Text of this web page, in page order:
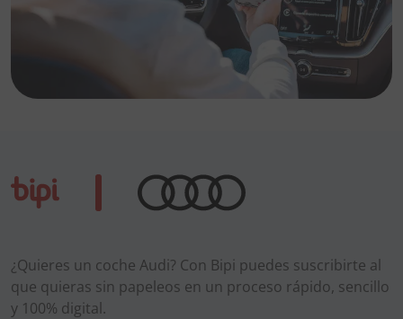
¿Quieres un coche Audi? Con Bipi puedes suscribirte al
que quieras sin papeleos en un proceso rápido, sencillo
y 100% digital.